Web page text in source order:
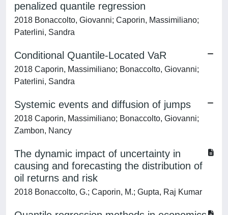
penalized quantile regression
2018 Bonaccolto, Giovanni; Caporin, Massimiliano;
Paterlini, Sandra
Conditional Quantile-Located VaR
2018 Caporin, Massimiliano; Bonaccolto, Giovanni;
Paterlini, Sandra
Systemic events and diffusion of jumps
2018 Caporin, Massimiliano; Bonaccolto, Giovanni;
Zambon, Nancy
The dynamic impact of uncertainty in
causing and forecasting the distribution of
oil returns and risk
2018 Bonaccolto, G.; Caporin, M.; Gupta, Raj Kumar